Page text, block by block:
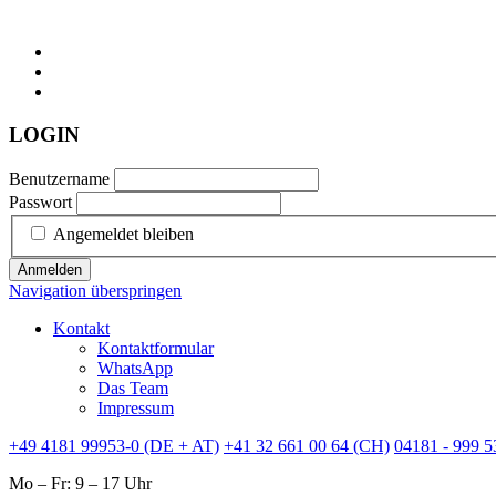
LOGIN
Benutzername
Passwort
Angemeldet bleiben
Anmelden
Navigation überspringen
Kontakt
Kontaktformular
WhatsApp
Das Team
Impressum
+49 4181 99953-0 (DE + AT) +41 32 661 00 64 (CH) 04181 - 999
Mo – Fr: 9 – 17 Uhr